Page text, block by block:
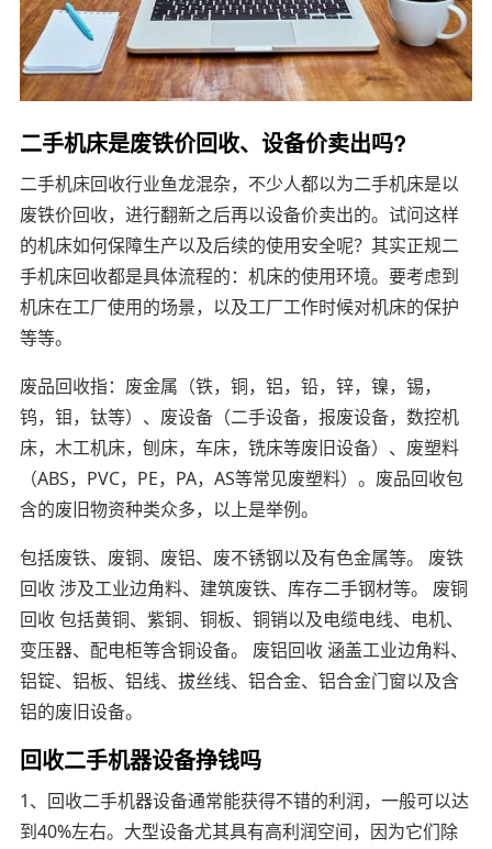
二手机床是废铁价回收、设备价卖出吗?
二手机床回收行业鱼龙混杂，不少人都以为二手机床是以
废铁价回收，进行翻新之后再以设备价卖出的。试问这样
的机床如何保障生产以及后续的使用安全呢？其实正规二
手机床回收都是具体流程的：机床的使用环境。要考虑到
机床在工厂使用的场景，以及工厂工作时候对机床的保护
等等。
废品回收指：废金属（铁，铜，铝，铅，锌，镍，锡，
钨，钼，钛等）、废设备（二手设备，报废设备，数控机
床，木工机床，刨床，车床，铣床等废旧设备）、废塑料
（ABS，PVC，PE，PA，AS等常见废塑料）。废品回收包
含的废旧物资种类众多，以上是举例。
包括废铁、废铜、废铝、废不锈钢以及有色金属等。 废铁
回收 涉及工业边角料、建筑废铁、库存二手钢材等。 废铜
回收 包括黄铜、紫铜、铜板、铜销以及电缆电线、电机、
变压器、配电柜等含铜设备。 废铝回收 涵盖工业边角料、
铝锭、铝板、铝线、拔丝线、铝合金、铝合金门窗以及含
铝的废旧设备。
回收二手机器设备挣钱吗
1、回收二手机器设备通常能获得不错的利润，一般可以达
到40%左右。大型设备尤其具有高利润空间，因为它们除